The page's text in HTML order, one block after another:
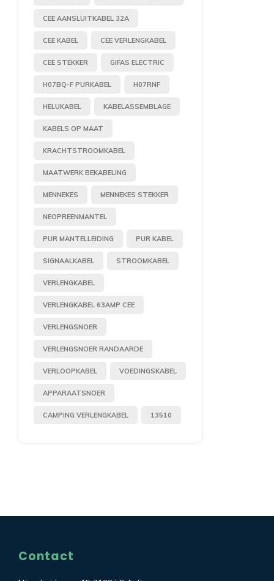
CEE AANSLUITKABEL 32A
CEE KABEL CEE VERLENGKABEL
CEE STEKKER GIFAS ELECTRIC
H07BQ-F PURKABEL H07RNF
HELUKABEL KABELASSEMBLAGE
KABELS OP MAAT
KRACHTSTROOMKABEL
MAATWERK BEKABELING
MENNEKES MENNEKES STEKKER
NEOPREENMANTEL
PUR MANTELLEIDING PUR KABEL
SIGNAALKABEL STROOMKABEL
VERLENGKABEL
VERLENGKABEL 63AMP CEE
VERLENGSNOER
VERLENGSNOER RANDAARDE
VERLOOPKABEL VOEDINGSKABEL
APPARAATSNOER
CAMPING VERLENGKABEL 13510
Contact